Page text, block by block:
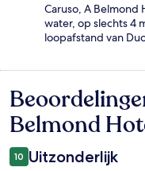
Caruso, A Belmond
water, op slechts 4
loopafstand van
Beoordelingen
Belmond
10 Uitzonderlijk